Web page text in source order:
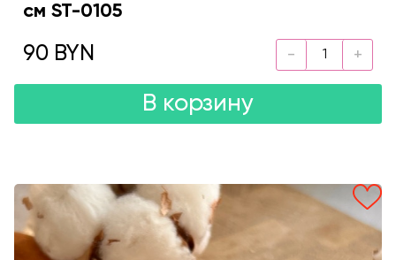
см ST-0105
90 BYN
В корзину